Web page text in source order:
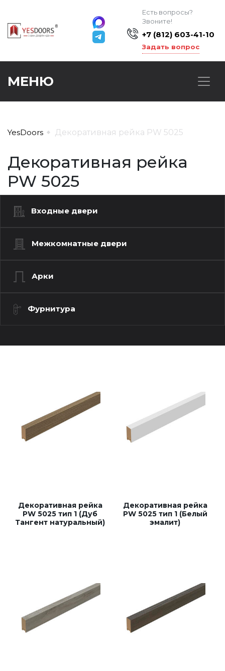
Есть вопросы?
Звоните!
+7 (812) 603-41-10
Задать вопрос
МЕНЮ
YesDoors Декоративная рейка PW 5025
Декоративная рейка
PW 5025
Входные двери
Межкомнатные двери
Арки
Фурнитура
Декоративная рейка
PW 5025 тип 1 (Дуб
Тангент натуральный)
Декоративная рейка
PW 5025 тип 1 (Белый
эмалит)